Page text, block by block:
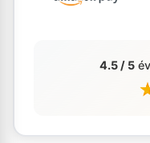
4.5 / 5